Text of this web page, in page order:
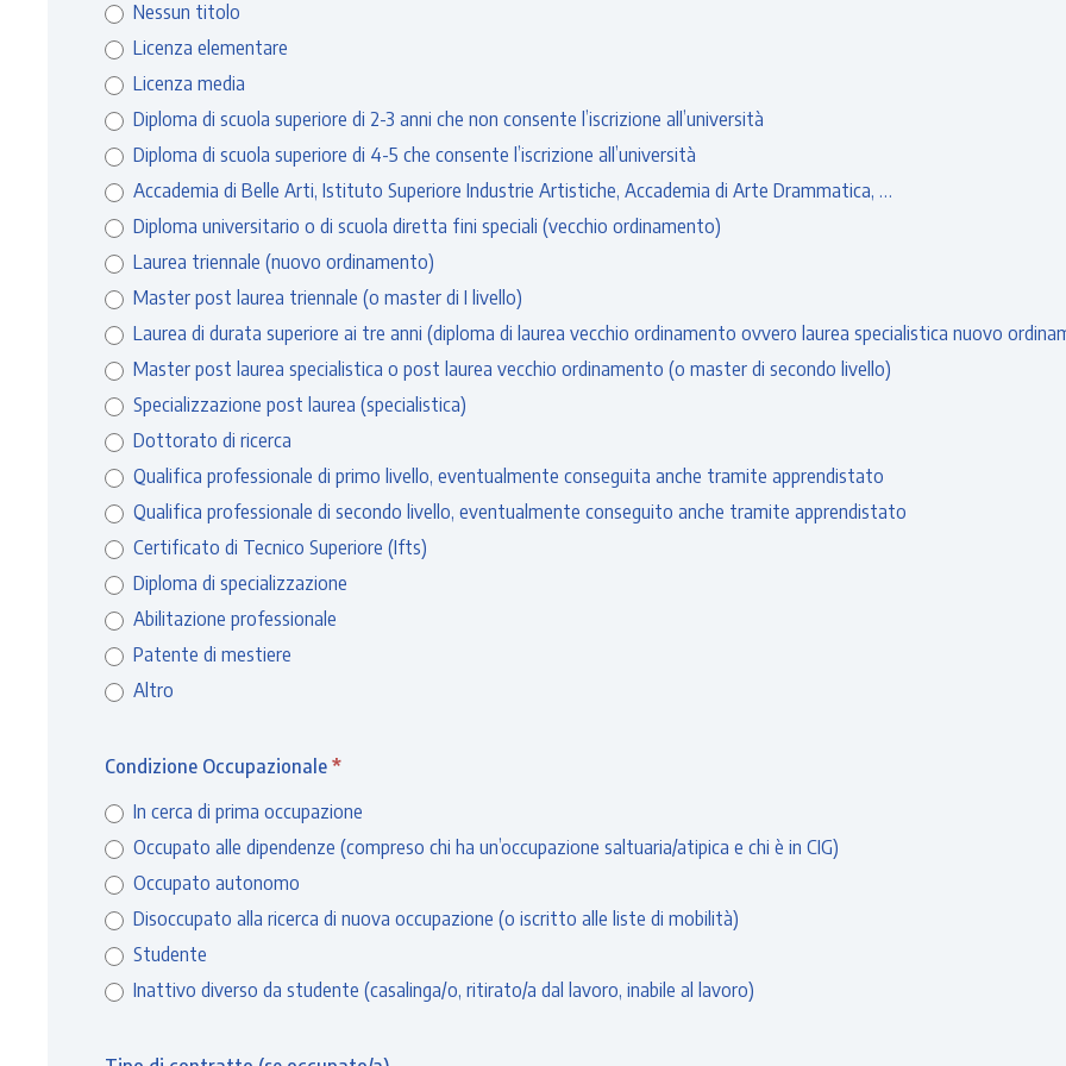
Nessun titolo
Licenza elementare
Licenza media
Diploma di scuola superiore di 2-3 anni che non consente l’iscrizione all’università
Diploma di scuola superiore di 4-5 che consente l’iscrizione all’università
Accademia di Belle Arti, Istituto Superiore Industrie Artistiche, Accademia di Arte Drammatica, …
Diploma universitario o di scuola diretta fini speciali (vecchio ordinamento)
Laurea triennale (nuovo ordinamento)
Master post laurea triennale (o master di I livello)
Laurea di durata superiore ai tre anni (diploma di laurea vecchio ordinamento ovvero laurea specialistica nuovo
Master post laurea specialistica o post laurea vecchio ordinamento (o master di secondo livello)
Specializzazione post laurea (specialistica)
Dottorato di ricerca
Qualifica professionale di primo livello, eventualmente conseguita anche tramite apprendistato
Qualifica professionale di secondo livello, eventualmente conseguito anche tramite apprendistato
Certificato di Tecnico Superiore (Ifts)
Diploma di specializzazione
Abilitazione professionale
Patente di mestiere
Altro
Condizione Occupazionale *
In cerca di prima occupazione
Occupato alle dipendenze (compreso chi ha un’occupazione saltuaria/atipica e chi è in CIG)
Occupato autonomo
Disoccupato alla ricerca di nuova occupazione (o iscritto alle liste di mobilità)
Studente
Inattivo diverso da studente (casalinga/o, ritirato/a dal lavoro, inabile al lavoro)